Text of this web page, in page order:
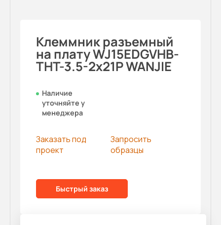
Клеммник разъемный
на плату WJ15EDGVHB-
THT-3.5-2x21P WANJIE
Наличие
уточняйте у
менеджера
Заказать под
проект
Запросить
образцы
Быстрый заказ